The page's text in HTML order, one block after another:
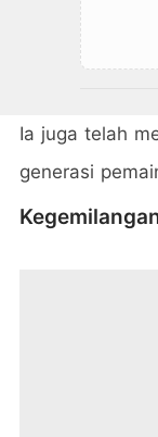
Ia juga telah
generasi